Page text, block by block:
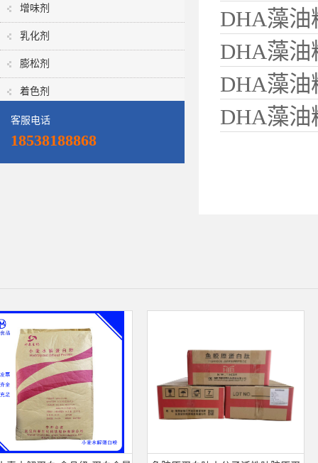
增味剂
乳化剂
膨松剂
着色剂
客服电话
18538188868
DHA藻油
值
DHA藻油
DHA藻油
价值
DHA藻油